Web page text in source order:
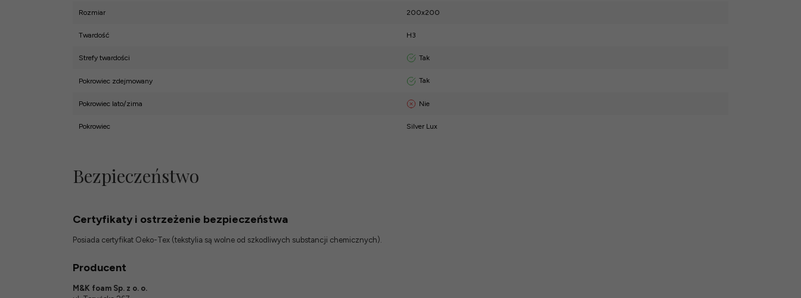
Rozmiar 200x200
Twardość H3
Strefy twardości Tak
Pokrowiec zdejmowany Tak
Pokrowiec lato/zima Nie
Pokrowiec Silver Lux
Bezpieczeństwo
Certyfikaty i ostrzeżenie bezpieczeństwa
Posiada certyfikat Oeko-Tex (tekstylia są wolne od szkodliwych substancji chemicznych).
Producent
M&K foam Sp. z o. o.